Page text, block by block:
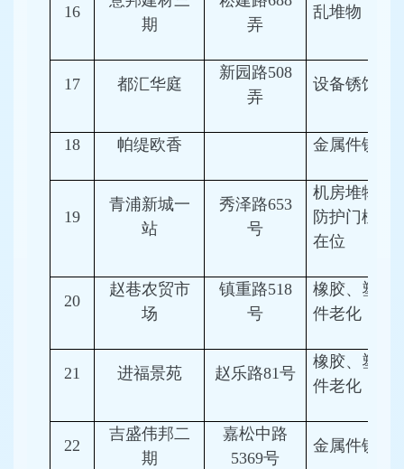
16
期
弄
乱堆物
17 都汇华庭
新园路508
弄
设备锈蚀
18 帕缇欧香 金属件锈蚀
19
青浦新城一
站
秀泽路653
号
机房堆物、
防护门槛不
在位
20
赵巷农贸市
场
镇重路518
号
橡胶、塑料
件老化
21 进福景苑 赵乐路81号
橡胶、塑料
件老化
22
吉盛伟邦二
期
嘉松中路
5369号
金属件锈蚀